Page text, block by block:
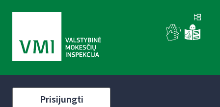
Prisijungti